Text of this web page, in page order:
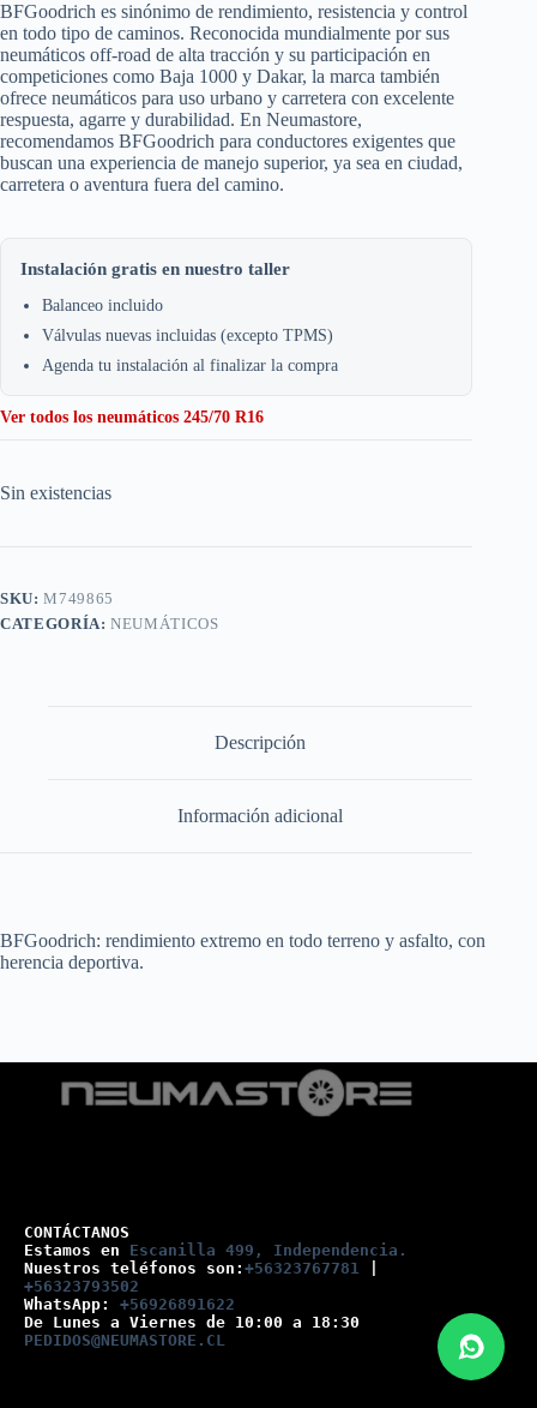
BFGoodrich es sinónimo de rendimiento, resistencia y control
en todo tipo de caminos. Reconocida mundialmente por sus
neumáticos off-road de alta tracción y su participación en
competiciones como Baja 1000 y Dakar, la marca también
ofrece neumáticos para uso urbano y carretera con excelente
respuesta, agarre y durabilidad. En Neumastore,
recomendamos BFGoodrich para conductores exigentes que
buscan una experiencia de manejo superior, ya sea en ciudad,
carretera o aventura fuera del camino.
Instalación gratis en nuestro taller
Balanceo incluido
Válvulas nuevas incluidas (excepto TPMS)
Agenda tu instalación al finalizar la compra
Ver todos los neumáticos 245/70 R16
Sin existencias
SKU:M749865
CATEGORÍA:NEUMÁTICOS
Descripción
Información adicional
BFGoodrich: rendimiento extremo en todo terreno y asfalto, con
herencia deportiva.
CONTÁCTANOS
Estamos en Escanilla 499, Independencia.
Nuestros teléfonos son: +56323767781
+56323793502
WhatsApp: +56926891622
De Lunes a Viernes de 10:00 a 18:30
PEDIDOS@NEUMASTORE.CL